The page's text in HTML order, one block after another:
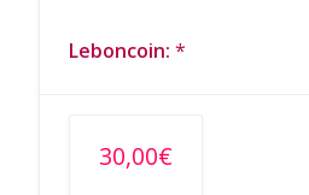
Leboncoin: *
30,00€